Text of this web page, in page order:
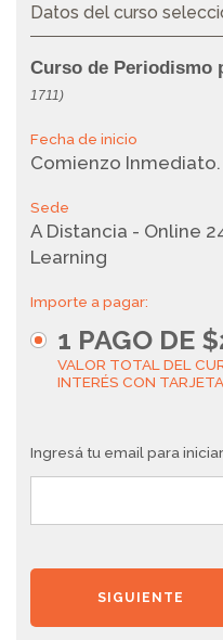
Datos del curso
Curso de Periodismo
1711)
Fecha de inicio
Comienzo Inmediato.
Sede
A Distancia - Online
Learning
Importe a pagar:
1 PAGO DE
VALOR TOTAL DEL
INTERÉS CON
Ingresá tu email para